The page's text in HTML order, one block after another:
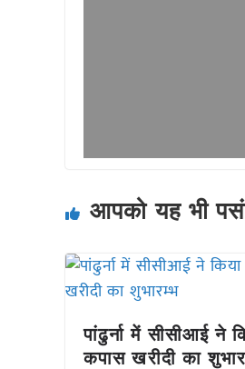
आपको यह भी
पांढुर्ना में सीसीआई ने
कपास खरीदी का